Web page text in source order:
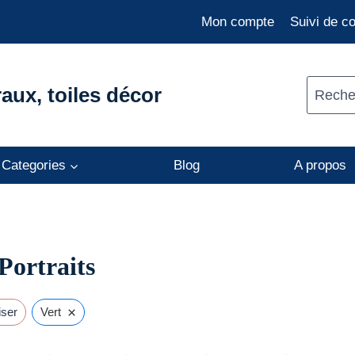
Mon compte Suivi de
toiles décor
Categories Blog A propos
Vert ×